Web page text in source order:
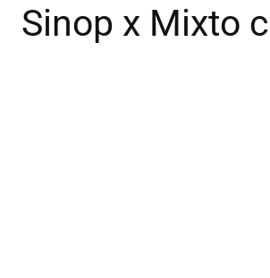
Sinop x Mixto